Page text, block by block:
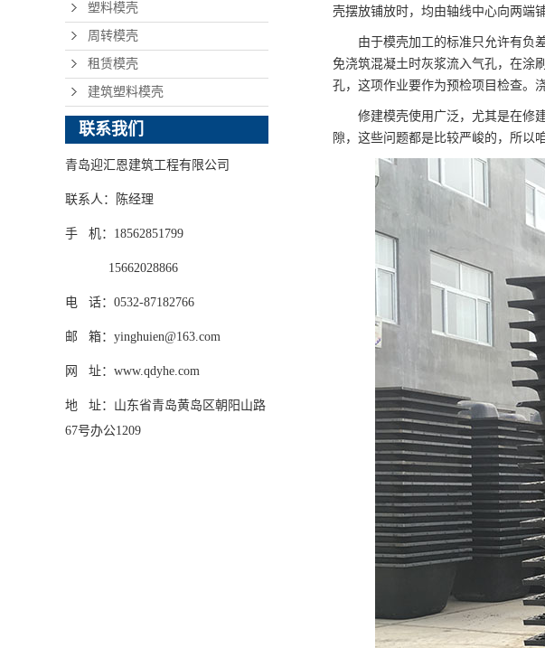
塑料模壳
周转模壳
租赁模壳
建筑塑料模壳
联系我们
青岛迎汇恩建筑工程有限公司
联系人：陈经理
手 机：18562851799
15662028866
电 话：0532-87182766
邮 箱：yinghuien@163.com
网 址：www.qdyhe.com
地 址：山东省青岛黄岛区朝阳山路
67号办公1209
壳摆放铺放时，均由轴线中心向两端
由于模壳加工的标准只允许有负
免浇筑混凝土时灰浆流入气孔，在涂
孔，这项作业要作为预检项目检查。
修建模壳使用广泛，尤其是在修
隙，这些问题都是比较严峻的，所以